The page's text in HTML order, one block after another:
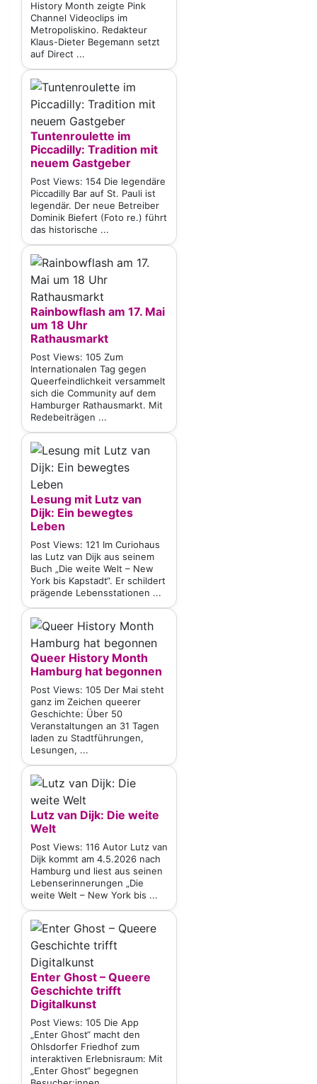
History Month zeigte Pink
Channel Videoclips im
Metropoliskino. Redakteur
Klaus-Dieter Begemann setzt
auf Direct ...
Tuntenroulette im
Piccadilly: Tradition mit
neuem Gastgeber
Post Views: 154 Die legendäre
Piccadilly Bar auf St. Pauli ist
legendär. Der neue Betreiber
Dominik Biefert (Foto re.) führt
das historische ...
Rainbowflash am 17. Mai
um 18 Uhr
Rathausmarkt
Post Views: 105 Zum
Internationalen Tag gegen
Queerfeindlichkeit versammelt
sich die Community auf dem
Hamburger Rathausmarkt. Mit
Redebeiträgen ...
Lesung mit Lutz van
Dijk: Ein bewegtes
Leben
Post Views: 121 Im Curiohaus
las Lutz van Dijk aus seinem
Buch „Die weite Welt – New
York bis Kapstadt“. Er schildert
prägende Lebensstationen ...
Queer History Month
Hamburg hat begonnen
Post Views: 105 Der Mai steht
ganz im Zeichen queerer
Geschichte: Über 50
Veranstaltungen an 31 Tagen
laden zu Stadtführungen,
Lesungen, ...
Lutz van Dijk: Die weite
Welt
Post Views: 116 Autor Lutz van
Dijk kommt am 4.5.2026 nach
Hamburg und liest aus seinen
Lebenserinnerungen „Die
weite Welt – New York bis ...
Enter Ghost – Queere
Geschichte trifft
Digitalkunst
Post Views: 105 Die App
„Enter Ghost“ macht den
Ohlsdorfer Friedhof zum
interaktiven Erlebnisraum: Mit
„Enter Ghost“ begegnen